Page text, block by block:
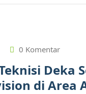
0 Komentar
Deka
di Area